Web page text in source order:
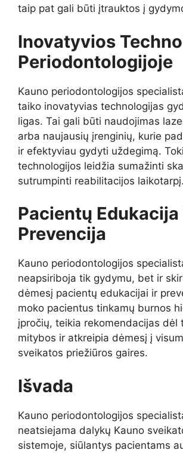
taip pat gali būti įtrauktos į
Inovatyvios
Periodontologijoje
Kauno periodontologijos
taiko inovatyvias technologijas
ligas. Tai gali būti naudojimas
arba naujausių įrenginių, kurie
ir efektyviau gydyti uždegimą.
technologijos leidžia sumažinti
sutrumpinti reabilitacijos laikotarpį.
Pacientų
Prevencija
Kauno periodontologijos
neapsiriboja tik gydymu, bet ir
dėmesį pacientų edukacijai ir
moko pacientus tinkamų burnos
įpročių, teikia rekomendacijas dėl
mitybos ir atkreipia dėmesį į
sveikatos priežiūros gaires.
Išvada
Kauno periodontologijos
neatsiejama dalykų Kauno
sistemoje, siūlantys pacientams